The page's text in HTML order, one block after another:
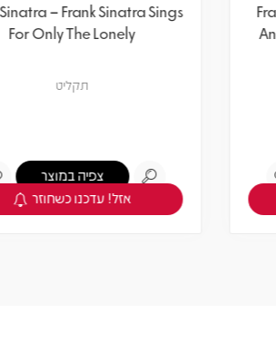
Frank Sinatra – Frank Sinatra Sings
For Only The Lonely
צפיה במוצר
אזל! עדכנו כשחוזר